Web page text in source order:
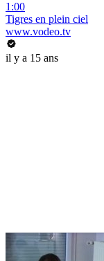
1:00
Tigres en plein ciel
www.vodeo.tv
il y a 15 ans